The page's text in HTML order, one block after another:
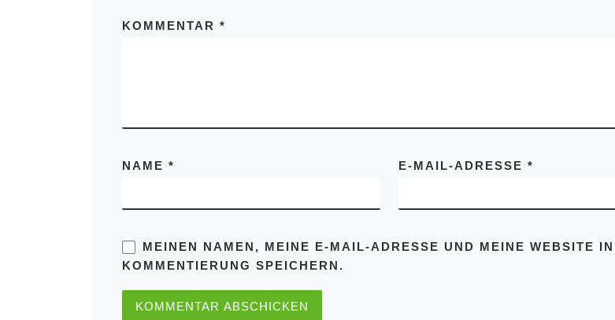
KOMMENTAR *
NAME * E-MAIL-ADRESSE *
MEINEN NAMEN, MEINE E-MAIL-ADRESSE UND MEINE WEBSITE
KOMMENTIERUNG SPEICHERN.